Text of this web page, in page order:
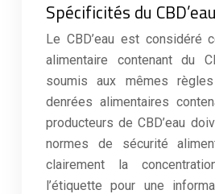
Spécificités du CBD’eau
Le CBD’eau est considéré
alimentaire contenant du
soumis aux mêmes
denrées alimentaires
producteurs de CBD’eau
normes de sécurité
clairement la
l’étiquette pour une